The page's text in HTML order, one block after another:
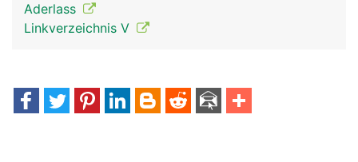
Aderlass
Linkverzeichnis V